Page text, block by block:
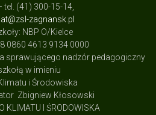
tel. (41) 300-15-14,
zagnansk.pl
NBP O/Kielce
0860 4613 9134 0000
sprawującego nadzór pedagogiczny
w imieniu
i Środowiska
Zbigniew Kłosowski
KLIMATU I ŚRODOWISKA